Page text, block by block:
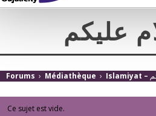
عليكم
Forums › Médiathèque ›
Ce sujet est vide.